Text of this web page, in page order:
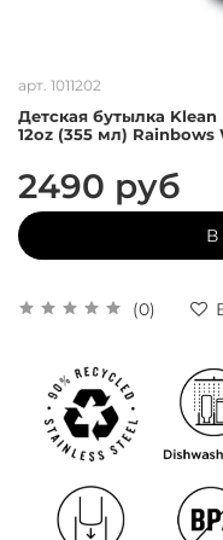
арт. 1011202
Детская бутылка
12oz (355 мл) Rainbows
(0)
2490 руб
В